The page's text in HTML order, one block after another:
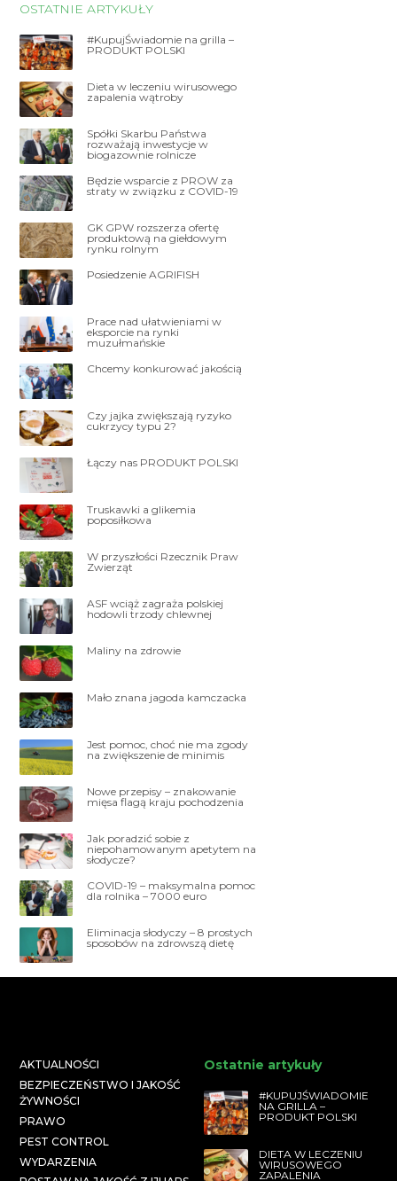
OSTATNIE ARTYKUŁY
#KupujŚwiadomie na grilla –
PRODUKT POLSKI
Dieta w leczeniu wirusowego
zapalenia wątroby
Spółki Skarbu Państwa
rozważają inwestycje w
biogazownie rolnicze
Będzie wsparcie z PROW za
straty w związku z COVID-19
GK GPW rozszerza ofertę
produktową na giełdowym
rynku rolnym
Posiedzenie AGRIFISH
Prace nad ułatwieniami w
eksporcie na rynki
muzułmańskie
Chcemy konkurować jakością
Czy jajka zwiększają ryzyko
cukrzycy typu 2?
Łączy nas PRODUKT POLSKI
Truskawki a glikemia
poposiłkowa
W przyszłości Rzecznik Praw
Zwierząt
ASF wciąż zagraża polskiej
hodowli trzody chlewnej
Maliny na zdrowie
Mało znana jagoda kamczacka
Jest pomoc, choć nie ma zgody
na zwiększenie de minimis
Nowe przepisy – znakowanie
mięsa flagą kraju pochodzenia
Jak poradzić sobie z
niepohamowanym apetytem na
słodycze?
COVID-19 – maksymalna pomoc
dla rolnika – 7000 euro
Eliminacja słodyczy – 8 prostych
sposobów na zdrowszą dietę
AKTUALNOŚCI
BEZPIECZEŃSTWO I JAKOŚĆ
ŻYWNOŚCI
PRAWO
PEST CONTROL
WYDARZENIA
Ostatnie artykuły
#KUPUJŚWIADOMIE
NA GRILLA –
PRODUKT POLSKI
DIETA W LECZENIU
WIRUSOWEGO
ZAPALENIA